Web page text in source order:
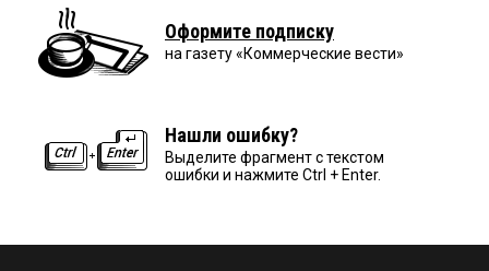
Оформите подписку
на газету «Коммерческие вести»
Нашли ошибку?
Выделите фрагмент с текстом
ошибки и нажмите Ctrl + Enter.